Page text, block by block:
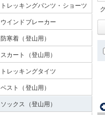
トレッキングパンツ・ショーツ
ウインドブレーカー
防寒着（登山用）
スカート（登山用）
トレッキングタイツ
ベスト（登山用）
ソックス（登山用）